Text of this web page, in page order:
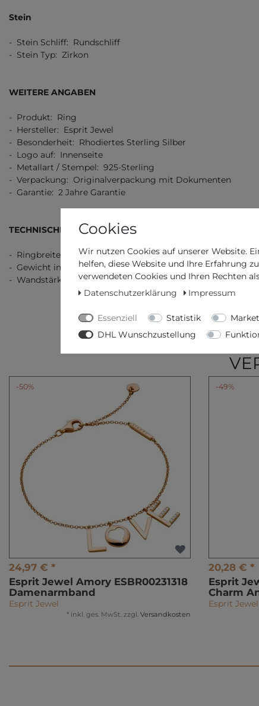
Stein
- Stein Schliff: Rundschliff
- Stein Typ: Zirkon
WEITERE ANGABEN
- Produkt: Ring
- Hersteller: Esprit Jewel
- Besonderheit: Rhodiertes Sterling Silber
- Logo auf: Innenseite
- Metallart / Stempel: 925-Sterling
- Verpackung: Originalverpackung mit Dokumenten
- Garantie: 2 Jahre Garantie
TECHNISCHE DATEN
- Ringbreite: 2,00 / 0,08
- Gewicht in g / unzen: 2,00 / 0,07
- Wandstärke: 1,00 / 0,04
-50%
24,97 € *
Esprit Jewel Amory ESBR00231318
Damenarmband
Esprit Jewel
* inkl. ges. MwSt. zzgl. Versandkosten
-49%
20,28 € *
Esprit
Charm
Esprit Jewel
Cookies
Wir nutzen Cookies auf unserer Website.
helfen, diese Website und Ihre Erfahrung
verwendeten Cookies und Ihren Rechten
Datenschutzerklärung
Impressum
Essenziell Statistik
DHL Wunschzustellung